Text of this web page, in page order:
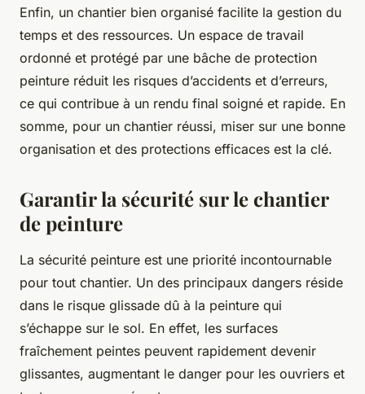
Enfin, un chantier bien organisé facilite la gestion du
temps et des ressources. Un espace de travail
ordonné et protégé par une bâche de protection
peinture réduit les risques d’accidents et d’erreurs,
ce qui contribue à un rendu final soigné et rapide. En
somme, pour un chantier réussi, miser sur une bonne
organisation et des protections efficaces est la clé.
Garantir la sécurité sur le chantier
de peinture
La sécurité peinture est une priorité incontournable
pour tout chantier. Un des principaux dangers réside
dans le risque glissade dû à la peinture qui
s’échappe sur le sol. En effet, les surfaces
fraîchement peintes peuvent rapidement devenir
glissantes, augmentant le danger pour les ouvriers et